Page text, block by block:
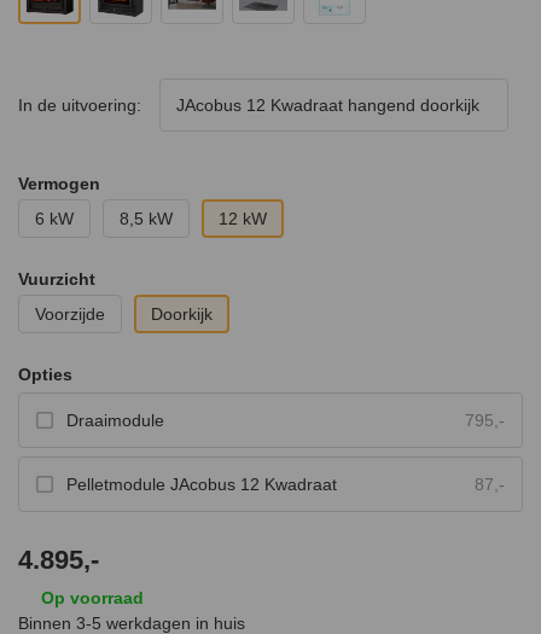
In de uitvoering: JAcobus 12 Kwadraat hangend doorkijk
Vermogen
6 kW
8,5 kW 12 kW
Vuurzicht
Voorzijde
Doorkijk
Opties
Draaimodule 795,-
Pelletmodule JAcobus 12 Kwadraat 87,-
4.895,-
Op voorraad
Binnen 3-5 werkdagen in huis